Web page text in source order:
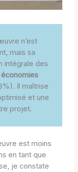
n’est
mais sa
intégrale des
économies
Il maîtrise
et une
projet.
est moins
en tant que
je constate